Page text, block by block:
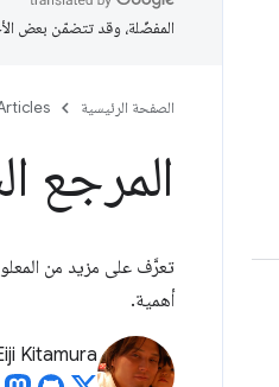
المفضّلة، وقد تتضمّن بعض
الصفحة الرئيسية
المرجع
تعرَّف على مزيد من
أهمية.
Kitamura